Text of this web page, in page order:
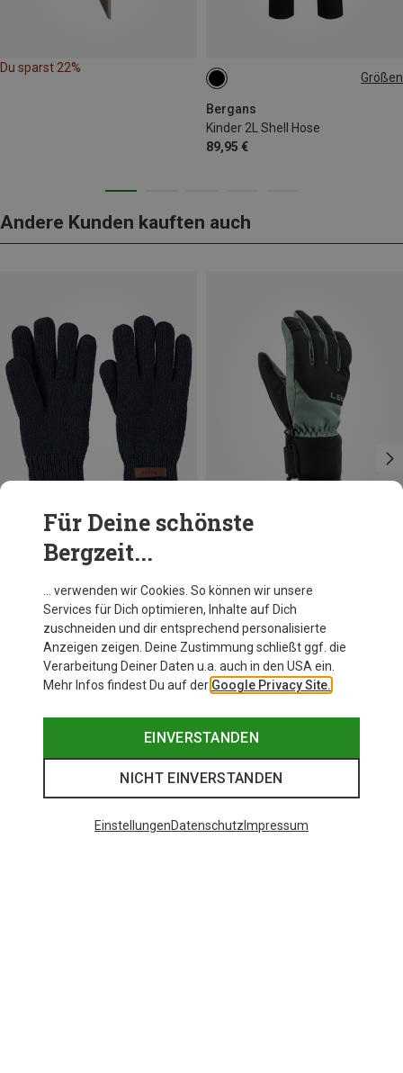
Du sparst 22%
Größen
Bergans
Kinder 2L Shell Hose
89,95 €
128 164
Andere Kunden kauften auch
Du sparst 33%
Für Deine schönste
Bergzeit...
… verwenden wir Cookies. So können wir unsere
Services für Dich optimieren, Inhalte auf Dich
zuschneiden und dir entsprechend personalisierte
Anzeigen zeigen. Deine Zustimmung schließt ggf. die
Verarbeitung Deiner Daten u.a. auch in den USA ein.
Mehr Infos findest Du auf der Google Privacy Site.
EINVERSTANDEN
NICHT EINVERSTANDEN
EinstellungenDatenschutz Impressum